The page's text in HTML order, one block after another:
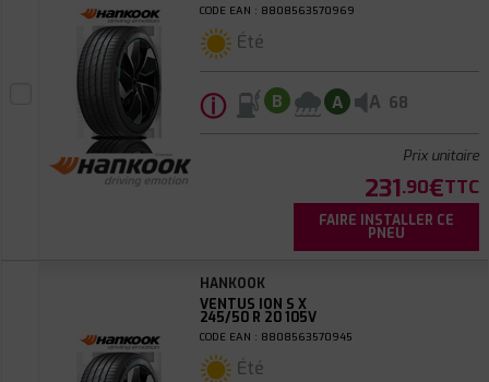
CODE EAN : 8808563570969
Été
ⓘ B A A 68
Prix unitaire
231.90€TTC
FAIRE INSTALLER CE
PNEU
HANKOOK
VENTUS ION S X
245/50 R 20 105V
CODE EAN : 8808563570945
Été